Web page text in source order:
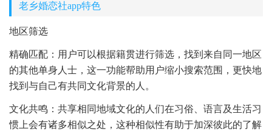
老乡婚恋社app特色
地区筛选
精确匹配：用户可以根据籍贯进行筛选，找到来自同一地区
的其他单身人士，这一功能帮助用户缩小搜索范围，更快地
找到与自己有共同文化背景的人。
文化共鸣：共享相同地域文化的人们在习俗、语言及生活习
惯上会有诸多相似之处，这种相似性有助于加深彼此的了解